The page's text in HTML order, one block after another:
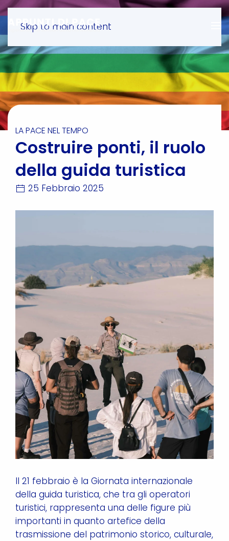
Skip to main content
LA PACE NEL TEMPO
Costruire ponti, il ruolo
della guida turistica
25 Febbraio 2025
Il 21 febbraio è la Giornata internazionale
della guida turistica, che tra gli operatori
turistici, rappresenta una delle figure più
importanti in quanto artefice della
trasmissione del patrimonio storico, culturale,